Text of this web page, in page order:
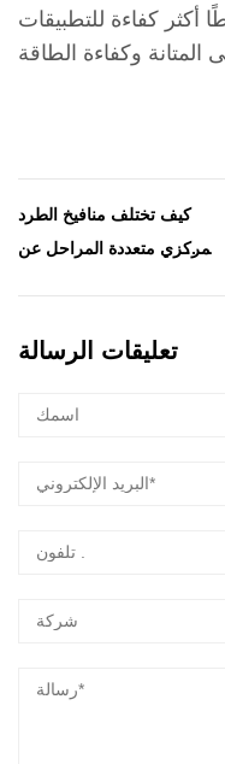
أكثر كفاءة للتطبيقات
كيف تختلف منافيخ الطرد
المركزي متعددة المراحل عن
تعليقات الرسالة